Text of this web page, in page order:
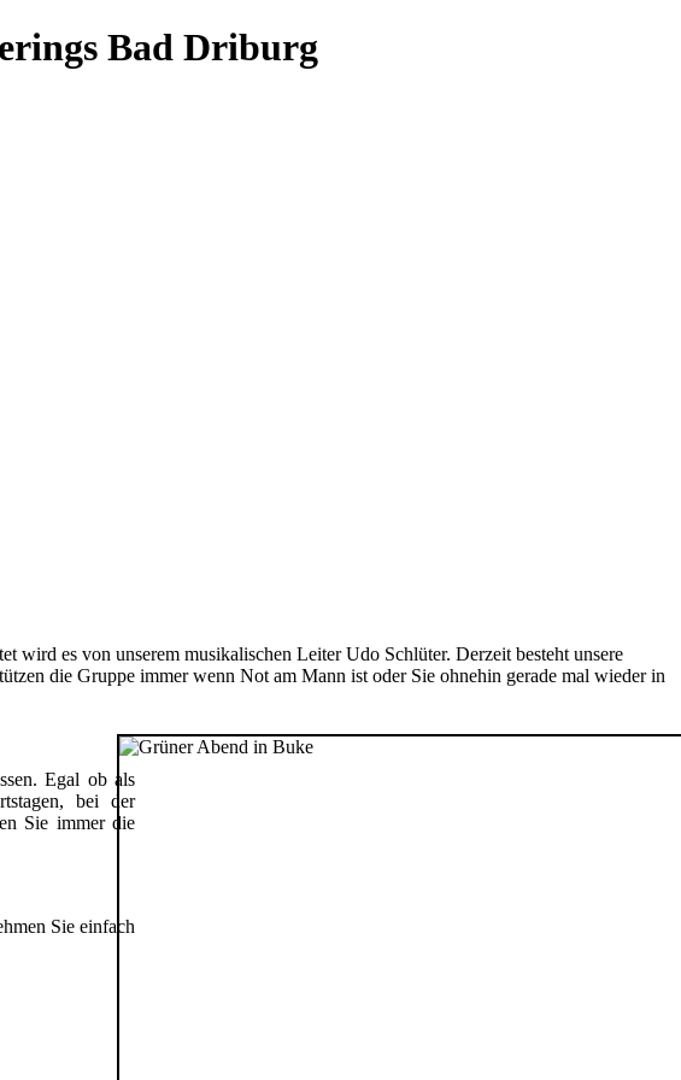
Bad Driburg
wird es von unserem musikalischen Leiter Udo Schlüter. Derzeit besteht unsere
die Gruppe immer wenn Not am Mann ist oder Sie ohnehin gerade mal wieder in
Egal ob als
bei der
Sie immer die
Sie einfach